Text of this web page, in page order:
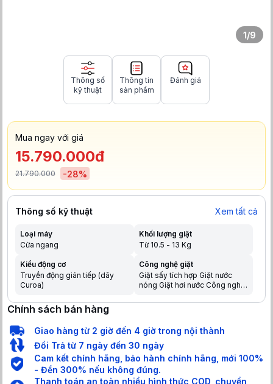
1/9
Thông số
kỹ thuật
Thông tin
sản phẩm
Đánh giá
Mua ngay với giá
15.790.000đ
21.790.000 -28%
Thông số kỹ thuật Xem tất cả
Loại máy
Cửa ngang
Khối lượng giặt
Từ 10.5 - 13 Kg
Kiểu động cơ
Truyền động gián tiếp (dây
Curoa)
Công nghệ giặt
Giặt sấy tích hợp Giặt nước
nóng Giặt hơi nước Công nghệ
khuẩn Công nghệ giặt thông
nghệ UltraMix hoà tan nước
giặt hiệu quả Công nghệ cảm
biến Sensor Wash
Chính sách bán hàng
Giao hàng từ 2 giờ đến 4 giờ trong nội thành
Đổi Trả từ 7 ngày đến 30 ngày
Cam kết chính hãng, bảo hành chính hãng, mới 100%
- Đền 300% nếu không đúng.
Thanh toán an toàn nhiều hình thức COD, chuyển